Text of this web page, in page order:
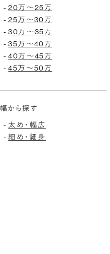
-20万〜25万
-25万〜30万
-30万〜35万
-35万〜40万
-40万〜45万
-45万〜50万
幅から探す
- 太め・幅広
-細め・細身